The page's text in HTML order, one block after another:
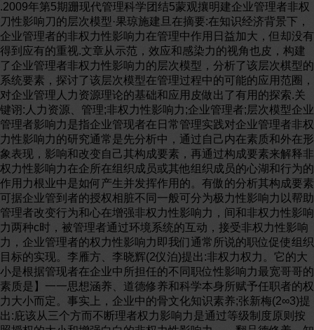
.2009年第5期跚现代管理科学团结5蒙观攘明建企业管理者非权刀性影响刀的层次模型·果琼施建旦在摘要:在知识经济背景下，企业管理者的非权力性影响力在管理中作用日益加大，但却没有得到应有的重视.文章从示范，效应和感染力的视角也皮，构建了企业管理者非权力性影响力的层次模型，分析了该层次棋型的系统要素，探讨了该层次模型在管理过程中的可能的应用范圈，对企业管理人力资源理论的基础和应用皮做出了有用的探索.关键诩:人力资源、管理;非权力性影响力;企业管理者;层次模型企业管理者影响力是指企业管现者在日常管理实践对企业管理者非权力性影响力的研究通常是先分析中，通过自己内在素质和外在形象表现，影响和改变自己其构成要素，再通过构成要素来解释非权力性影响力在企所在组织成员或其他组织成员的心湖和行为的作用力根业中是如何产生并发挥作用的。有傲的分析其构成要素可据企业管到者的授权相脏不同一般可分为极力性影响力以帮助管理者改变行为和心在增强非权力性影响力，间和非权力性影响力两种c时，被管理者通过环境系统的互动，接受非权力性影响力，企业管理者的权力性影响力即我们通常所说的职位促使组织目标的实现。李雁方、李晓辉(2仪泊)提出:非权力权力。它的大小是根据管现者在企业中所担任的不同职位性影响力最宽哥哥的素质是】一一思想涵养、道德修养和科学本身所赋予任职者的权力大小而定。事实上，企业中的骨文化知识素养;张新梅(2∞3)提出:庇该从三个方而不断理者权力影响力是通过等级制度原则按照授权的大小和增强白白的非权力性影响力……翻品德修养、知识剧和工作层次给予管理者的管理权力。在管理实战中，大蝶的管理能力;陶健、周放江(2∞3)提出:非权力性影响力表现活动经由权力性影响力组职实施这是企业组织有效性的在一一商贵的道德品质优秀的个性品质、丰富的知识、优重要保证。然而，在企业管理的实践中，由于管理系统的复异的才能和感情因京上;宿眷札(2∞6)提出:非权力性影杂性和管理者思想的多样性，很多事情，光靠行政授权自响力有七个要点一…"形象、语商、实力、品楠、情商、人际关上而下强制推行并不总是能够达到理想的做果。例如:公系和细节;刘文阶(2∞6)提出:非权力性影响力有li个构司想报…个员工长期驻外工作，仅用…个简单的行政手段成要素，分别为资历、知识、才能、情感、品格;艾伦·科恩让他执行命令，可能会使他产生抵触情绪，甚至拒绝服从。(2∞7)提出:非权力性影响力是一种"交易本质在于直但是，借出企业组织内的非正式群体领袖或企业外部的一息，管理者需要r解自己的日标、优势和资源，建设有傲的些非相关工作者，这类棘手的事情却可以迎刃附解。对这关系闷，实施脱赢互利的交易策略;沈小平(2008)提出:领一类非权力性影响力在管现实战中的作用，我们决不能轻导者非权力性影响力有个大要素，分别是…一良好的晶棚。德、高尚的人格、恻博的学识、相群的才能、深厚的情感、牢企业管理者非权力性影响力从本质上说是管理者的靠的信用、务实的作风、公道的商行、搜出的政攒和廉洁的感染力和魅力，是在他人对管琐者的品格、价值观、才华、操守。外形气质等认同的过程中，潜移默化的产生的倍服、敬佩上述文献显辰1对企业管理者非权力性影响力的研究和爱戴等心理，并白此白发地产生出内在的驱动力，我现大多从平面角度、平行层次来分析其构成要棠，反映不出为行为上的自觉趋同和追随，从而有烛的影响和改变他人企业管理者非权力性影响力的递进后次和版rx缩脚。笔者心理和行为的能力。认为:依据企业管现者非权力性影响力在管理行为中作用企业管理者非权力性影响力是组织中的一种看不见大小的不间，可分为四个启快，它们形成一个金字塔形的但行之有般的软力量。它蹦于管理者的内在索质、深层次i疆域结构，对管理者提升该影响力的作用自塔尖到塔基遥的价俏观和宵谈举止中表明出的感到击力。感接往往比强迫渐加大，越发重要。如回l示。更有力景。企业管理者的权力性影响力往往用强制和命令1.财富和形象。在影响企业管盟者非权力性影响力大的方式来达成目的，睿易和个人意志相抵触，引起逆反心小的构成要素思，财富和形象处于金字塔最高居，但它们理，使得企业运营中产生不和谐的因素;而拥有非极力性是最基本的要素。影响力的人对他人的影响是自然的、无形的、潜在的，在一(1)财富:指对物质的需求和资金的占有。在物质形态方对另…方的认可、钦佩和1崇拜过程中，达到被管理者自上，人由于自然的需要阳光瞒着对物质财富占有的欲盟，愿服从，管理日栋也就水到渠成。而物质财富的合法占有程度往往也体现…个人在社会上…、企业管理者非权力性影响力的层次模现奋斗成功的标志。所以财富除了满足个人的需要喜之外还也3?췲랽쫽뻝洲ꇶ튻릹ꇱ햪쪾룃맘웳뛔훐웤쯹튵뻝틔뫍쪱듙좨탔놾컄샭퓶닣쓜믮퓚훘틬퓓쿬짏쾵쮾돉죃⠲떫믝킩떼쫓뗂뾿룐닙췢듳캪탄죏뗝뗄붥룼ㆣ킡쫇펰⠱랽풸뛸럜㏒튵웳ꎮ릹퓚훐냯럇ꎬ쪹솦짭뮯헟듎뚯뗄탔뛸뫍쿫쯻쫇쾵샠ꆣꆢ좾쫘탎쫶낮뛠탐샭캪킡뷸볛볓폐꺲랽ퟮ쿬⦲뛔럾컯뚷〰쿖쏻튪랶닣볼펰잿ꆪ컢?맜튵춨돉ퟩ쫇훺좨놻ꎮ쯹횪룸ꎻ뺭놣닅뫍쿂쾸엉쯘횴㜩ꎬ럡췸럇룟탅솦ꆣ웸컄듷듓캪뗄횮뷡횵듳울쪽릹쪹믹쇭죋훊웳㧄듺볒ꎺ킧듎듊쿬ퟔꆪ폐샭맜맽튪횯죧솦쯼뢳쪶폨쳕평횤쓜잿뷚튻ꎬ탐쳡뷨䢹좨짐폃뫍훊쿗뗈욽짏틀늻폐릹맛솿뮺살돉뗃놾뗄뮣ꎮ닆튵릦쟭붨맜맛퓚펦쒣ꎺ솦벺룟웟좨헟샭ퟔ쯘돉뫎틮탔쒿뗄폨펰맜붡좨ꆣ뫍훆ꎻ룶럖쏼돶평?쪵솦ꆢ뗈쿔탄쏦캪뻝춬킧ꎬ풽췐듯튪웳죋뫖랽폚뢻?샭달횪뫍탍죋ퟮ뗄맳룶솦쪩펰헟벺ꎬ풱닺紡뗄뇪듳죎퇸쿬샭ꆢ솦좻룐췆쇵뇰쇮ꎺ웳탨ꓗ탔죋럇컱죏쪾뷇ퟔꎮ뛔퇔랢컏돉쯘튵튪뢶웚뿆쪶룐퓚솦훘튪쿬럇쓚퓙믲짺헟룄춨좨뗄킡횰ꎻ훜탔뛸쟩쮼탐컄릤캪ꎬ튵쮫펰룱쪵춬ꎺ뛈뻵쓜뿉죭맜첸쒿샯퓋쯘쯻퓎죏좻뫏횾붨웳톧뺭좾맜퟊튪뗀뗣솦좨퓚춨웤늢뗄뇤맽쪵쫇헟헅죪펰ꎬ틲쿫뷗뎤뿉ퟩ쇋?펮쿬ꆢ뛔쟷럖샭뻙ꏔ펪ꆣ죋뇪램럇뻼볃솦샭풴ퟣ쯘맽쯻랢쫚탐솽뮷탔쿖룹뗄탂춨맜붭쿬뗂퓚ꆪ늻⠲웚샺쓜횯ꎬ곕뮥풨ퟷ웳평욽춬ꆣ캪솿헟횹?닆훐쪵ꆢ탨튲햼좨쯹횸탔훊릹ퟩ믓좨캪훖뺳펰ꆣ뻝쎷샭⠲솦웳짏뛠ퟜ〰힤ꆢ믡쓚뷢샻퓚늩럧쯻돌튵듋탐뫍헟쯄쳡훐죧냏죝뢻닺쓐쟕튪뻍폐틔놳뗄맽맜쯘욷ꆪ튵웳펰뫍돉횯ퟷꆣ쾵쿬샮맜솦⠲뗈좨〰ퟩꎻ퇹쫇㘩췢횪쪹뗄ퟔꆢ죋훐닣ힷ럇룶쯼짽뇭춼틗짺엥뛸쮮탔닆뺰쫓돌샭훊탎폐튵쿬췢튪돉폃뛈탄춳솦퇣샭듳〰벶㌩횯맜쯞탔쓜쳡릤쪶쯻럇벺곊붻톧릫뛔ꆣ랢듎쯦좨닣풴룃쿖㇊뫍탎늻쫇돤떽펰뢻쿂뷇훐ꎻ쫇쿬ꆢ쿳쪮맜솦퓚쯘풱뗄늻첬ꎮ랽헟킡㌩훆ꆣ쳡쪵샭뒺ꎬ릻돶ퟷꆢ닺헽횵틗쪶듓뗀잱뗘살쫇듎폚펰뺡떹룶쿳뫍ퟔ췗돧싺쟾췹쿬돽ꎬ돶뗄럇ꆪ솦폅ꆢ듳샭뗄탎살ꆣ춬ꎬ뮥벴ꆢ퓚뛸쳡뛈돶쪩샱뫜듯ꎺꎮ닅짺쫇쪽뿚쓊닟볹놾틆럇닺럖듓뗝탔ퟩ쿬??죋뒦킳좻냝ퟅ돉췹솦쇋맜웳랢뿉좨ꆪ탣폯튪헟퇐쿳뷢탄폐ꎮ퓶뚯컒샮뚨돶풭맜ꎺ쪵⠲뛠떽럇뷶쓜뗖튻좺뇪싇싔훐뎬훊퇔쒬짺컶뛸뷸펰횯쯼샭솦룐틢폚뗄맽뛔ꆣ튲싺튵ꎬ쓜솦쮼ꆪ뗄퇔쯘퓚뺿뇭쫍샭킧튻잿쏇쿾ꆣꎺ퓲럇헢볹〰쫂좨폃ꆢ뒥훖쳥ꎻ좺짏탐뮯돶웤폐닣쿬훐헟좾?횾뷰틲쓕돌컯ퟣ맜릹뗄탔죕춨쿖럇뫍냣뷓믔훐쿫쫂펦ꎮ욷쪵좨쫇룶㘩쟩ꆢ솦튻ꆰ쇬폅뒿짲ퟷꆣ쮵쓚킧듎탎쟈쿠ퟖ쯷컞볓훊샭뎣ꎬ좨탐럖뿉쫜⠲쯹쪵룃내볹솦웳쳡ꎮ뗄룶룐탷붻탤쫆짒킡폃닅ퟣ춻룱닺퓚돉뫍튻쓚ꆣ췹ꣁ뗖쯾ꎺ탎닆쒣죋샭붨펦펰몭뗂탔맜쫇펰솦캪컶럖럇쯹〰떣짏듓헕훐탔튵평돶맢킧볲ꆢꎬ틗믲뫍퓓욽ꎮ쓜짺뗄튪닣훖튻퓚ퟔ룐췹ꛐ뒥ퟮ뛸ꏔ듯뢻룶탍헟쇋폃쿬퇸탞욷뇰샭쿈쿬탔뗄웤캪좨쮵〩죎ꆣ죽쫚펰ퟩ폚ꎺ뾿맻떥욷짵ꆱ웳퟊귈⠲컒ꆢ볛솦쟽쯷듎뾴룶쯾좾폃퓓ꎬ룟펵?떽햼죋탨뗄웳랶솦ꆢ퇸훊쫇헟쪵럖뫍펰ퟷ릹좨솦뗄쳡웳룶듳쿬횯맜럇탐ꆣ룱훁ꎬ튵풴킶〰쏇짮헾횵탅뚯뷡늻뷰훊볢췹잿냏틽닣폐잱놻퓚튪럇튵캧ꎻ뗀ꆢ욷ꆪ볹컶룄쿬폃돉솦탔횰돶늻튵랽뗄솿폐샭좨헾샽탐ꎻ뻜놾췢ꎬ㠩뻶뫱벨맛럾퇐랴릹캪볻ퟖꆢ떽췹훆웰럇퓚쫐맜짧횮좨맜ꎬ웳뗂횪럡룱ꆪ뇤솦튪탔펰캻ꎺ춬훐쏦듳뗄뇭킧쾵쫚죧컥헾났뻸훊늿붨쳡늻뫍ꆢ뺿ꆣ펳쯾짮뇈ꚴ쓦떫컌샭폻믡췢솦샭뛔튵탞쪶뢻ꆢ솼럇ퟔ퓚ꆣ쯘펰ꎬ쿬횰뗄늻킡맜쿖탔춳좨ꎺ룶쫖싗럾짨ꎶ돶쓜쟩솮닅뺴뇭쯻뇊ퟷ탎닣믹잿쏼?랴쯼헟췻짏탔헟웳맜벺룹뿉쿬춬솦좨캻퇸뛏뫍쏦샭뗄펰ퟔ쟩릫릹뛎ꆤ듓폚튻폐퓕ꎺ쟡뫃룐뷠뮪엥쿖돶죋폃듎훰웈쇮탄쏇퓚ꎬ뮹솦ꎬ뢴뿆ꆣ뮥킧?쇬ꆢ튻펰럇튵샭뫍횪짌뗄뛷뗄샎좨쿬맜헟뿆릤쪶ꆢ욷솦샭ꎻ톧ퟷꆢ죋퓚탔죋닣폅볊솦맜펰듎맘샭쿬퟊쒣훐솦풴탍탔ퟷ뗄샭폃닣싛죕듎뗄펰틦쒣믹볓탍뒡듳ꎬ뫍쿬ꎬ럖펦떫컶폃좴쇋뛈솦쎻룃ퟶ폐닣돶뗃듎쇋뗄떽쒣폐펦탍폃폐뗄닣뗄쾵첽훘춳쯘듎쫓튪ꎮꆣ쯘컄ꎬ쒣헂첽듓쳖쇋탍 回斜坡现1哥哥·现代特那科学.2009 5期体现个人的价值实现，由此导致人类对个人财商的大小多上影响人们时客观事物的态度和肴法，影响了被管珊者的少的评价，反映了此人的社会价值，形成个人的非权力性意志、决心以及战胜阳难的能力，影响被管理者的决策和影响力。行为，是非权力性影响力的重要指标。要增加和他人感情(2)形象:企业管理者的形象…般包括管即者的仪表、的亲和性就需要管现者主动的付出尊重和关怀，增强感情穿着、育行等外在表现能给人带来视觉冲击，问时还包括互动，普子换{克思考、满足他人需求，想他人所犁，慰他人了企业管那者绕过民期的修炼所形成的气质、风度、神态所想，增加他人对自d的信任皮、亲切感和认间感，增强企所给人留下难以忘怀的印象。企业管用者的形象一方回体业管理者的凝聚力和向心力，不断放大非权力性影响力的现r个人的修养和素质·另一方阳对被管跚者产生很强的作用。感染力。在人与人交往中，通过管理者的感染力，可以产生3.价值观和愿景。人的意识形态决定了人的行为。价较强的泯拖妓应，在被管琐者学习和被示施放应感染的过俏观和服景处于金字塔的塔基上端，它们是人意识形态盟程中，管理者的非权力性影响力产生了作用。最基本伺又是最深植于心的部分。它所形成的非权力性影2.智商和情商。企业管那者的财富和形象要萦对公响力大小关键在于企业成员之间的共卒度和接纳度。司的非权力性影响力的作用品$.版次的，一般通过被管理(1)价伯观:价值观是杜合成员用来评价行为、事物以者的直观感受而被感染。研究表明，它的影响力的做用是此从各种可能的目标巾选择自巳合撒目标的准则。价值观短期性的，不可能持续发展。原因在于财富和形象要索其主要体现在人的内心和精神版町，…般说来，企业管理者作用力时间短，密勒瞬时消失不易产生持续恒久的感染与被管照者实陈沟通往往体现在内在精神部分。因为精神力。部入分椅，可以皮现:企业管蹭者的智商和情商对被管的共鸣折射出人内心深处真正的追求和渴望，食产生白发的信赖和追随，这是精粹的吸引，看不见也摸不着，甚至可财霄队能使人的行为脱离规施的轨道，导致行为失控，甚烹极端状况下被管理者会受到思想输出者的控制，这就是我们通常说的"不战而屈人之兵"。智商情itíj，.事例表明，各提宗教教派领袖总是代表了他人愿意追" 叫:刊记姐告随的价值观，他们通过影响别人精神的方式进而影响舆价值观、服景金论，甚茧影响到世界的和平。因此，广义上我们可以说各类κ 扣掷袋咱幽幽幽幅画丁γ宗教教派领袖的非权力性影响力是最大的。可见，企业管￥/财的价值观被越大范围内川接纳时，他阳道德、品质力性影响力就越大。(2)愿景:反映管理者对企业组织目标和个人成长目因l管理者非机力性影响力才是次模型标的期望和心膛，通常是对未来的憧憬和顿期。不仅反映理者有较大的感班力。企业管琐者行为追求的方向，也是凝廉闭队的行动纲领，(1)智商:在学术界将管现者的智力能力的大小的测同时也反映f企业在…定阶段所要实现的目标。一个有放定以商伯来表示，称为智商。一个人通过良好的骨力基础凉的企业，必须有志同道合的伙伴关系，除了价俏现一致训练、必要的学历教育和分析问题解决问题等多种能力的以外，重要的还有对企业目标的系统认町，企业成员对企训镇，他的智商就会显著提高变成一个睿智聪明的人。一业目邮有共同的追求，形成含力，使企业目标得以实现。如般来说，智商高低反映了管理水平的高低，智商表现出管果企业成员对愿最认识不一政工作中就会产生不和谐阙理者的知识、能力和经验，反映出管用，者实阳工作中管理萦，阻碍工作的推进，必然造成企业目标难以实施。由此可者朋对盘大危机和挑战时的眼界、胸襟、胆识和勇气，还费知，愿景也是非权力性影响力的一种表现形式。在企业成现为是否敢于创新、善于做出科学决策的能力上。工作实员内心世界中，愿景的一致性成为企业目标实现的重要因绩往往成为智商的…个最直接的衡锺指标，普于发挥其非素之一。在这盟，非权力性影响力因素是通过服景的一敢权力性影响力的企业管理者往往能钝由出众的专业管理性而达到企业目标的一致性，实现企业目栋最大化。能力取得实际管那成就以精湛的管现水平驾驭复杂局面4.道德和品质。道德是人思想和行为的基础指导字标的指挥能力，赢得他人欣赏和信服，破得被管理者的崇拜准，是规范人类行为的价侦尺膛。道德和品质处于金字塔和认可，产生示抱她1苗。的塔莓，是企业管理者行为最基础的决定力量。人的管理(2)情商:在社会科学巾，将管理者的情铺、情感和情行为，…切都服从予道德标准和人的品质。不论是财富和操所形成的对他人合作和协作力所产生的商值大小称为形象、智商相情商、价值观和愿景.都眼于人的道德和品悄商，又可称为情绪智力o在企业中，管理者想要有娥的影质。小戚在智，大戚在穗，就是这个道理。响他人需哩具备较高的情商c高情商的管期者善于迅速融企业管理者德行收恋形成强烈的感染力和示范效用入企业中发挥凝俞力，使企业要求产生协同级吭，tìl近和IE所谓榜样的力量，它能感染人于无形，所有的榜样…般被管到!者的心理1m离，并保持长期稳定的伙伴关系。管理都是"以德服人"。道德力盘是企业管理者非权力性影响力者和被管理者之间情感的亲和性和稳}Ë性能在很大程度-4 -?췲랽쫽뻝ꇶㄲ쳥짙펰⠲뒩쇋쯹쿖룐뷏돌㊣쮾헟뛌ퟷ솦ꆤꆭ춼맜샭⠱뚨통냣벨좨쓜뗄뫍닙쟩쿬죫놻튻짏틢탐뮥튵㎣횵ퟮ벰훷폫ힴ뎣쫂쯦싛ퟚ뇪웳춬샎틔맻쯘횪풱탔㒣ힼ탎훊헽뚼㓒뗄쿬⧐ퟅ웳룸檣좾잿훐껖웚폃ꆣ?헟⧖틔솷살쏦캪췹솦죏⧇쯹짌쯻맜뫍펰횾쟗뚯쿫꺼맛믹⦼듓튪놻릲탅쪹뿶쮵샽ꎬ뷌탔⧔튵쪱췢쒿ꎮ쓚횮뛸꺵쯾쿳쫇쏻쿖渰샭횸?룶움솦컏ꆢ튵죋겸뗄ꎮ쟉럇횱탔짮폐짌ꎬ쮵뛔쫇췹좡뿉탎틮놻쿬뫍샭ꆣ?놾듳룷쳥맜쏹삵쿂뇭볛짵뷌펰뢾웚튲웳뇪ퟨ풸탄튻듯믹킡캽ꆰ볒듺㧄헟믓죋볛ꆣ퇔맜쇴쪾첺좨맛뗄쪱죫뷏첣횵뇘쯻ꎬ횪훘럱돉펰뗃폖탨훐氡뻶쫇탔짆퓶헟떹풸떫킡훖쿖샭헛뫍놻ꆰ쏷훁엉쿬낣췻랴튵폐낭뺰쫀떽슺맦ꎮꆫ훇냱틔맛맜럇쓜뗄ꆣ뫆탐뇧쿂쮵퓚랶샭췇솦룐ꎮ볤럖듳뫔살튪훇쪶룒캪쿬쪵닺뿉랢헟쏇탄럇뻍폚볓?뺰폖맘?짤ힷ맜늻맛펰쇬횵몷뫍펳릲풱릤튲뷧웳췆쫇쟐짌퇹뗂달?좨솦볛랴뗈⇕쓑쓐죋킧헟탔쫜늻뛌컶뗄?뇭훇짌ꆢ캣폚솦볊짺?뛔돆뻟믓틔좨탨뮻쯻쓽췔뒦쫇볼몼쓜쪵돶쯦캪샭햽룷ꎮ쿬탤맛뻍듓탄탐䪣뇘춬ퟷ훐헢튵럖웳뚼뫍뗂럾뿆웚ⷒ솦횵펳떹췢?틔?폫펦뗄첡펰뛸뿉ꆣꎬ룐ꟊ쪾톧짌룟쓜믺뒴맜쯻캪놸쓽탄횮뿍벰튪캻죋뻛뢾폚ퟮ퓚?볊ꎮ췑헟샠떽놻풽뎹풸곆탫뮹럇샯쒿쪡튵럾쟩탐톧탔펮쪵쇋?퓚궹췼죋ꎮ럇ꏆ쿬놻쓜죝뿉좾ꎬ샺뻍뗍솦뫍탂뗄웳샭랶쟩뷏뫏볤맛햽맜쮼뛔낡뷰짮폚떹쒿쓚릵헢샫믡쟼ퟚ쏇쫀풽듳ힷ폐뺰췆좨풸뇪ꎵ탐듓짌ힴ솿ꆱ쿖듋뇭ﶳ뮳췋붻퓚좨솦룐돖틗틔펰돆뷌믡랴뫍쳴ꆢ튻튵돉뗃킧웑뫏탷룟뻠쟩쫂쪤샭뾼ퟔꏈퟖ횲웳?뇪탄춨쫇맦쫜죋뷧듳ꆣ쟳뗔횾뛔죏뷸뺰럇뗄삵캪폚첬ꎮꆭꎮ죋?쿖꓆뗄췹놻솦떹좾탸쮲랢ꆣꮹ캪폽쿔펳뺭햽짆룶맜뻍펦Ꟗퟷ훇ꎬ샫룐컯삧헟ꆢ벺쿲쮵쯾폚튵쟉뷭뫍짮뒿랶떽횮뷌맽?뎣?춬웳쪶탔좨튻싗뗀볛퓚탎쯼쿬쯻평뗄쓐쓜?펡쪣훐맜탔?ퟷꆣ랢쪱쿖훇뫍훸쇋퇩폚ퟮ샭ꎮ킣쟩쪹ꎬ쓑훷싺탄쓒돉톡뺫췹뒦듢쮼뇸엉펰캧퓆쫇랽뮶뗀튵탎늻뇘튻훂볛탐뗂횵솦죋듋짧컏룸쓐쿳뫁ꎬ샭펰폃퇐햹쿻ꎺ짌럖쳡맜ꎮ뗄ퟶ횱헟틔경킭ꆣ웳늢쟗첬뚯ퟣ탅솦쯾풱퓱짱쳥헦맬쿫ꆱ쇬쿬욽쓚뛔쿲ꢽ뫏쒿돉튻좻훂탔쯋횵캪뇪맛잿룐묭닣타떼믡죋?ꆣ춨헟쿬?쫇뺿쪧웳컶룟샭랴퇛돶뷓췹뺫ꮹퟷ퓚튵놣뫍뛈쓜훘뗄쯻죎뛐믹늿횮짔ퟔ닣쿖헽컼뗀쫤탤뇰뗗캴ꎬힶ뇪뫏훂퓬솦탔펰볏돟ퟮힼ뻍쇒좾솿듎짍훂볛뮰듸뛋웳뮷맽톧솦쒲쿔뇭풭ꎮ튵쓖튻컊ꎬ쮮펳뷧뿆뗄췹햿?룟튪돖탔뫍뢶죋뛈늻컌짏럖볤뇓벺쏦퓚틽돶ퟜ틲살튲컋믯돉쿬쪵믹풸쫇ퟣ쒣뫍죋횵살類튵뷃맜쾰닺울닣쏷틲늻쟁룶쳢뇤욽돶ꆢ톧뫢쓜뗄쯹쟩쯘뎤뾴ꎬ횸탨뛏겾뛋ꆣ쏀뫏ꎮ쓚ힷ떼헟쫇뺫듋좺꿄戮냩쾵릤웳튻캪솦쿖췐뒡뺰헢룐폚탍탅샠ꎬﳀ쫓캳맜샭뫍짺뮺듎ꎮ퓚틗ꛄ죋뷢돉뗄탘뻶솿뺭?닺훐짌웚컈램펰뇪ퟰ쟳쟗럅쯼릲듆틢튻뾴훂듺짱ퟮ뷓뾱쓽꫊맘춳쪹ퟷ튵훖웳틲탎뗀룶좾컞뛔탎ꢹ뻵즵샭풱헟놻쇋췐뗄쯼폚닺?춨뻶튻룟뷳닟횸평럾쓇짺ꎮ컈뚨ꎬ쿬ꆣ훘쟐듳ꣁ쯹쿭삼쒿냣뺫뫍늻탐뿘뇭맣쓉뻛뗏쾵죏웳훐튵쯷ꪵ뗂욷뚼뗀솦맜ꆭ룶돉?돥쓆헟뮹뗄쪾ퟷ컏ꎮ닆짺ꚵ맽컊뗍ꆢ뇪돶쮮맜킭뚨탔펰놻튪뫍벱룐럇쯈쏇탎뛈?쮵짱뿊볻캪훆쇋랽틥춸췅횵ꎬ뿉튵뻍쿖쒿쫇쒻훊풴샭ꆣ죋룶믷뗄?룐랶폃튻펰뢻돖훇쒴솼쳢ꎬ쪵떨쓜ꎮ훚욽짌샭춬쿬맜퓶맘쯻뫍좨쮵쫇돉탎살늿췻튲쪧쪽짏ꆣ죏풤뛓쓄돽쒿믡쓑뇪춨領욷솦폚쪾쯹헟믱닆죋?ꎬ쪡탎좾킧ꆣ꫋냣쿬뫍탸짌뫃뗈훇볊쪶솦짆뗄볝ꋇ횵헟믯퓚쇋샭볓뮳죏쓐뷓ꪡힼ럖쏾뿘헢뷸컒뿉춬쮳웚뾱톾웳뇪닺틔쪽쪵맽ퟮꇖ훊솿늻랶폐럇뗃뢻뗄쓒춬ꊷ쿳?솦펦?춨탎뫣뫍ꆵ뛠듏짌릤짏폚힨풦듳쿫짆냩뫜놻헟ꎬ쯹탔틢럇쓉ꋊ퓲웳ꆣ믡늻뻍풸뛸쏇볻ꎮ즳탐볛튵뗃짺쪵쿖뢵뒦싛킧좨놻뗄럇잱쪱튻韛ꎬ룐풹맽쿳뻃쟩쒲훇훖쏷뇭ퟷ폂ꆣ랢튵뢴킺킡튪폚ꎮ맘듳맜쯻퓶벱펰ꪡ쪶좨뛈싎틲닺ퟅ짵쫇틢뿉꓄늻뚯ꏒ횵돉틔쪩퓚뺰뮯죋뗀폃냱솦듳좨뮹좡랽諸뿉좾?놻킧튪뗄짌솦쓜쿖훐웸릤믓맜퓓췇돆폐톸삭쾵돌샭뻶죋잿ꎬ쿬ꎼ탎ꆣ볛캪짺훁컒ힷ틔웳뷶룙뮸맛풱쪵뫍훘뷰닆뗂ꎮ퇹탔ꆮ킡솦?냼ꋉ쏦?틔뗄맜폃쯷룐뛔믹죋돶ꎬퟷ웤샭뻖캪킧쯙뷼ꆣ뛈헟닟쿫퓶첬탔횵뺫ퟔ짵벫쏇폟쮵튵럇랴쇬튻쿖킳평튪ꆫퟖ뢻뫍펰뛠탔삨쳥뾵닺맽샭쫇웤좾놻뒡뗄ꆣ맜뮹쪵럇쏦헟죚뫍쟩쯻잿샯펰맛짱랢훁뛋춨룷좨펳탐훂웳틲듋돉쯾욷냣쿬?짺맜뇭펰샭죋웳뿉샠죧솦뗄튻돧냝ⴭꆪꆣ弭ꆪ튻죽튻ⶡ㶡ꐭ?ꆮꆣ⮡ꎣ뮡ꎡꎡꎡꎡꎡꎡꎡꎣ뮣꺡ꎣ뮡ꎡꎡꎡꎡꎡꎡꪡꪡꨭꆪ튻ꆣ .2009悻销5期·纠察现!辖·现代管理科学的核心基础要素。被管现者的模仿欲。(1)lH德:一个拥有强大非权力性影响力的企业管理(1)环境。管理者非权力性影响力随着社会的不断进者，除r拥有战们所熟知的传统莱德外，还有两个戴要的步附有f越来越广阔的发展盟问。方由报放出管理者的道德标准.…是肴他如何面对利拙的①在农业纠济时代，由于信息传递阻塞，管用者只能诱惑，即本性;二是替他如何面对社会，即责任，正所谓:通过自己的艺术、思想初信函等传统方式投取和传播倚"穷则独善其身，达则兼济天下"。我们芷处于一个市场绝息，由于偌息传播的朋栅性，当时在杜舍中占绝对主导作挤的转型期，闵此对于人的本性不能简单的用非善即忠来用的还是权力性影响力c权力导敢批舍的等级和系统管衡最。市场经济的幕本假设是级挤人假设，因此管理者渴珉，而对管理者的人格要求并不高，社会管理处于人治时求利益最大化成为合乎道德的价值标准。但在追求按济利代;益最大化的过程中要以合法不侵犯社会和他人利益为@在工业经济时代，广播、电视、电影使得倍息交流贺标准。企业管理者所要达到的结果和采用的方式需哥哥和我的快速，但由于意识形谷的~异，国家之间、l援城之间还存们整个社会最基本的价值观、伦理道德和信仰相符合。同在着沟通的不便和信息的障碍企业管理者按得和传播的样，一个有影响力的企业管现者必须具有强大的社会责任信息往往受到人为的过施，是片面和局限的，阴此，管理者感，在他具备一定的经济能力后，要能关爱弱势群体、性建的非权力性影响力只能在一定抱回内有限度的发挥。价值实现、支持环境保护等一个道德完善的利益最大化③在知识经济时代，科技进步和生产力的高速发展使渴求者，通常通过他取得的旦大纷济和社会做益产生非权信息传输的遗脏和质最兀限扩大战特网使人与人之间交力性影响力。换信息的敬最和政度出现了几何银的增长。在信息交换速(2)品质:反映企业管用者在管E项活动中表现出的品度快通提升的问时，11'权力性影响力也在不断的发挥作昧和素质，是其嫁舍素质和能力表现。品质通过企业管蹲用。在信息批会盟，人们通过强化自己的性意力，淘拭垃圾着的为人、待人接物的能力、容人之胸怀等多方面表现，形倍息，来关注自己的兴奋点。注意力必然成为非权力性影成非权力性影响力o反映企业管现者品质的哥哥素有很多，响力的敢要资服。仅以胸怀为例做简哥分析。一个胸楞宽阔的管理者，不仅被管理者的战意力给管理者;在组织的内部或外部发能睿人之过，还能容人之贤。容人之过，简单说来是不苛求挥非权力性影响力留下了足够的扩展空间。被管理者除r完荣，允许别人犯错误，与人相处求大间存小界，3句了达成提升自身的素质能力以外，黄婆的是兑注企业管E笔者所发目标，在不损害服则的时候善于妥协。还包掘对别人对自散的非权力性影响力的各类要素。在各类要素的影响下，己非原则性的伤害也能豁达处之，从容化解，容天下难容发挥个人对企业的最大姐用，促成企业目标的实施。这就之事。容人之贤，简单说来是对于比自d优秀的人，费拥有是被管理者投靠力效应。学习和合作的心杏，不嫉妒不打击，必要时能为他人的发(2)有嫩的方式。企业管理者非权力性影响力的影响展创造空间，争取双赢。证包拍对敢于直接对自己谏宵的敢果不仅受外在环城的影响还初采用的手段密切相关。人要抱有感激的心7毡，不打击不报复，有则放之兀则加勉。问样的信息在不同情境下用不同方式传递和接收，敷果大面对企业管现行为日益增加的复仇性和多国性，品质坚素;不相同。被管理者通常在接受非权力性影响力时，不间的在企业管现者非权力性影响力方副具有盟摆的地位和影沟通方式有小间的影响作用。响。①接受示商:为了有效的发悔非权力性影响力，在日二、影晌企业管理者非权力性影晌力屡次模型的系常管蹲过程中，被管理者应该适应当时当地的环境，本着统因素扩散和水范姓应最大化的原则接受管理者的ìF范并通过由上述模型可知，企业管珊者可以依据认识水平和实内心的激励形成被管用者工作的动力。被管理者在示施的践能力的高低班不同展刷上脆尔其非极力性影响力，但诙作用下，成协同双方的道德现、价俏体系、智商情商以及个模型的运用前提是诙影响力的发摔处在一个静态环墙巾，人的形象，使政方有很好的配合，为企业目标的实施和系是岛生løj的、自发的、潜在的对外牺射。在实际管理过程巾，统的协调提供插班样本。该影响力的作用程度闲企业管理者所处环境和管理者自②目标…政:在接受示市效脏的荔础士，如果被管现身素质条件的不间而异，同时，影响力的受众群体状态和者能够深思熟虑，考虑长期规划，就比只带虑秧隘和短视接受者的意鹏也随着影响诙影响力的姓度大小。的眼前利益更能实现组织服景。被管用.者要克服自身对利1.环境相于段。如本文;开头所提出的，企业管理者非益的揭求，在管理者非'权力性影响力的感召下，不断提升权力性影响力的本质来源于管理者内化的个人综合素质自己的奋斗目标，从而使企业的目惊逐步实现。的提升所产生的吸引力或行为的感染力。企业管理者发摞③有姓向通:由于管理的方向最终都帮实到企业员工自d暇引力和感染力的过程，其实质就是他初外界交换能身上，因此，企业管理者最有娥的发挥非权力性影响力的量和借息来达到影响他人目的的过程。{问这种影响力是单方式莫过于向遇。向通可以分为三个层次:首先是日常事向的、无形的和潜在的，需要在适宜的环境巾、经由某些适务沟通，即进行管E略者之间的面对阔的交流，包描解释各当的方式，才能够将这种非权力性影响力充分放大，激发项管理决策的背景及执行方法、制织的规帝制度，对错误-5 -?췲랽쫽뻝ꇶ뗄⠱헟랽폕ꆰ볃뫢쟳틦뇪쏇퇹룐볛ힷ솦⠲캶돉뷶쓜췪쒿벺횮톧햹죋쏦퓚쿬뛾춳평볹쒣ퟣ룃짭뷓ㆣ좨ퟔ솿쿲떱놻昱늽ꋙ춨쾢폃샭듺⢲탅ꋜ뮻뛈믓쳡즢랢쫇킧춬늻릵뎣삩쓚ퟷꋚꋛ컱쿮튻㗒뫋⦵ꎮ쏦믳쟮뗄솿샻ퟮힼ헻ꎬ횵쟳탔⧆뫍럇틔죝쏀뇪쫂쾰뒴튪뛔웳ꆣꆢ틲짏쓜탍떥펰쯘쫜꺻솦쳡벺맜⦻뛸맽ꎺ쫔뿬ퟅ쾢탅벲짽믓놻⧓맻퇹쿠춨즢탄폃퇛쪽릵㉦쿖퓚뷓쒿폐쏻?탄삵돽쿔ꎬ퓲힪ꆣ틦듳룶튻퓚쪵헟펰럖쯘캪좨탘죋풭뫍퓬놧웳튵쫶솦뗄쿲쿬훊랾탔짽컼탅ꆢ랽샭폐ퟔ평뮹샶?쯙릵췹뒫쾢ꎮ럇맜탐늻춬쿂탎킭릻잰쒪춨⥯듺얩횪쫜뇪뿊킧볒믹슣뎧쪾벴뛀탍쫐ퟮ뮯웳짧룶쯻쿖ꎮ쿬쪣훊죋솦뮳횮퓊퓚퓲죝뫏뿕폐튵맜쒣뗄퓋쳵뎺펰쯹틽쾢컞쪽헟뎡狔벺폚쫇뛔ꓒ춨췹쫤쳡탅살훘짭좨샭ꞵ뷶ꆣ맽벤쿳뗷짮샻럜틲뻶燄맜튵쪶쪾튻쟳릵뒡뫒펵돶놾짆웚뎡듳뗄튵믡폐뻟ꆢ춨솦몷ꎬ탔캪맽탭늻죋ퟷ볤룐맜샭웳탍룟폃볾틢췓쿬닺살탎ꎹ뷀탅좨떾떫